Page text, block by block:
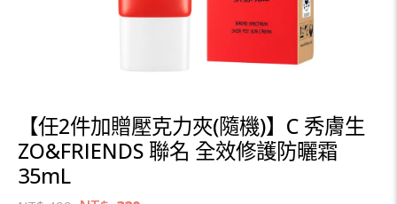
【任2件加贈壓克力夾(隨機)】C 秀膚生
ZO&FRIENDS 聯名 全效修護防曬霜
35mL